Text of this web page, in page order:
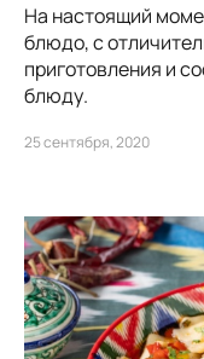
На настоящий
блюдо, с
приготовления и
блюду.
25 сентября, 2020